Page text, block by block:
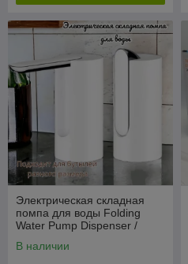
Электрическая складная
помпа для воды Folding
Water Pump Dispenser /
размеры бутылей Белый
В наличии